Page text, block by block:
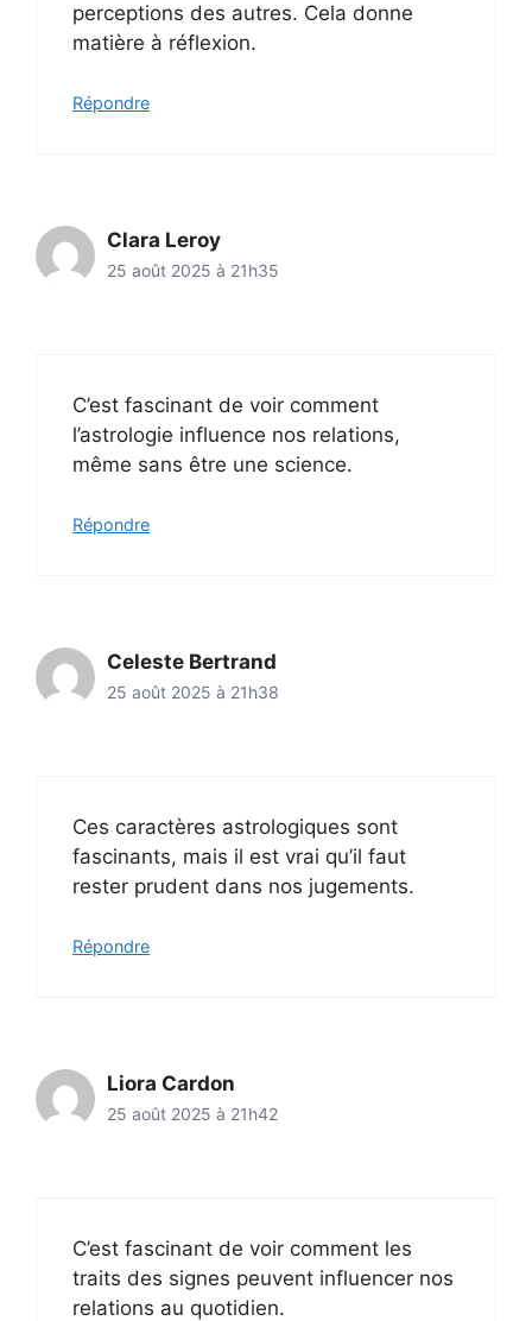
perceptions des autres. Cela donne
matière à réflexion.
Répondre
Clara Leroy
25 août 2025 à 21h35
C’est fascinant de voir comment
l’astrologie influence nos relations,
même sans être une science.
Répondre
Celeste Bertrand
25 août 2025 à 21h38
Ces caractères astrologiques sont
fascinants, mais il est vrai qu’il faut
rester prudent dans nos jugements.
Répondre
Liora Cardon
25 août 2025 à 21h42
C’est fascinant de voir comment les
traits des signes peuvent influencer nos
relations au quotidien.